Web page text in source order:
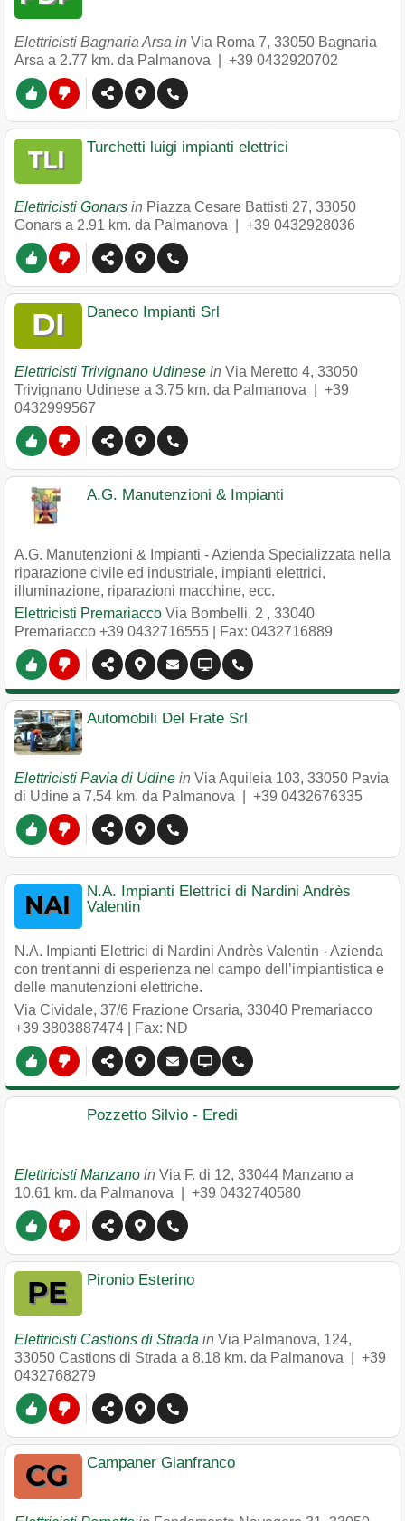
Elettricisti Bagnaria Arsa in Via Roma 7, 33050 Bagnaria
Arsa a 2.77 km. da Palmanova | +39 0432920702
Turchetti luigi impianti elettrici
Elettricisti Gonars in Piazza Cesare Battisti 27, 33050
Gonars a 2.91 km. da Palmanova | +39 0432928036
Daneco Impianti Srl
Elettricisti Trivignano Udinese in Via Meretto 4, 33050
Trivignano Udinese a 3.75 km. da Palmanova | +39
0432999567
A.G. Manutenzioni & Impianti
A.G. Manutenzioni & Impianti - Azienda Specializzata nella
riparazione civile ed industriale, impianti elettrici,
illuminazione, riparazioni macchine, ecc.
Elettricisti Premariacco Via Bombelli, 2 , 33040
Premariacco +39 0432716555 | Fax: 0432716889
Automobili Del Frate Srl
Elettricisti Pavia di Udine in Via Aquileia 103, 33050 Pavia
di Udine a 7.54 km. da Palmanova | +39 0432676335
N.A. Impianti Elettrici di Nardini Andrès
Valentin
N.A. Impianti Elettrici di Nardini Andrès Valentin - Azienda
con trent'anni di esperienza nel campo dell’impiantistica e
delle manutenzioni elettriche.
Via Cividale, 37/6 Frazione Orsaria, 33040 Premariacco
+39 3803887474 | Fax: ND
Pozzetto Silvio - Eredi
Elettricisti Manzano in Via F. di 12, 33044 Manzano a
10.61 km. da Palmanova | +39 0432740580
Pironio Esterino
Elettricisti Castions di Strada in Via Palmanova, 124,
33050 Castions di Strada a 8.18 km. da Palmanova | +39
0432768279
Campaner Gianfranco